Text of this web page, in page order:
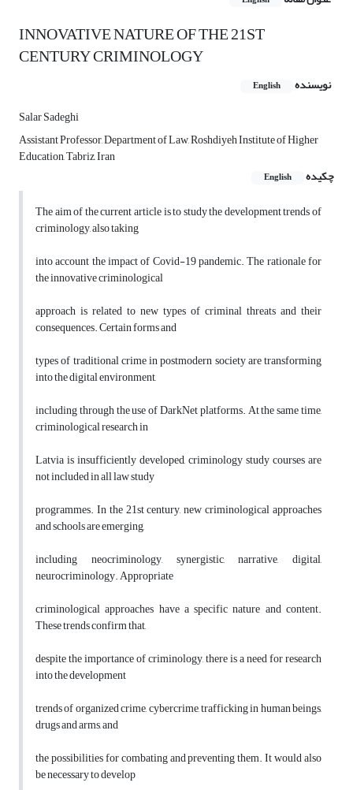
INNOVATIVE NATURE OF THE 21ST
CENTURY CRIMINOLOGY
نویسنده English
Salar Sadeghi
Assistant Professor, Department of Law, Roshdiyeh Institute of Higher
Education, Tabriz, Iran
چکیده
English
The aim of the current article is to study the development trends of
criminology, also taking
into account the impact of Covid-19 pandemic. The rationale for
the innovative criminological
approach is related to new types of criminal threats and their
consequences. Certain forms and
types of traditional crime in postmodern society are transforming
into the digital environment,
including through the use of DarkNet platforms. At the same time,
criminological research in
Latvia is insufficiently developed, criminology study courses are
not included in all law study
programmes. In the 21st century, new criminological approaches
and schools are emerging,
including neocriminology, synergistic, narrative, digital,
neurocriminology. Appropriate
criminological approaches have a specific nature and content.
These trends confirm that,
despite the importance of criminology, there is a need for research
into the development
trends of organized crime, cybercrime, trafficking in human beings,
drugs and arms, and
the possibilities for combating and preventing them. It would also
be necessary to develop